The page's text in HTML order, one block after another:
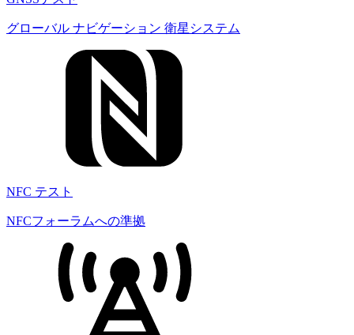
グローバル ナビゲーション 衛星システム
NFC テスト
NFCフォーラムへの準拠